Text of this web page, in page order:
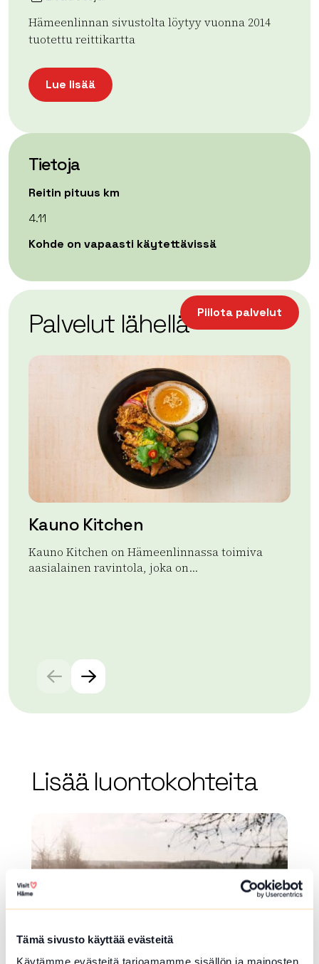
Tämä sivusto käyttää evästeitä
Käytämme evästeitä tarjoamamme sisällön ja mainosten
Hämeenlinnan sivustolta löytyy vuonna 2014
tuotettu reittikartta
Lue lisää
Tietoja
Reitin pituus km
4.11
Kohde on vapaasti käytettävissä
−
Leaflet| ©OpenStreetMap
Piilota palvelut
Palvelut lähellä
Kauno Kitchen
Kauno Kitchen on Hämeenlinnassa toimiva
aasialainen ravintola, joka on...
Lisää luontokohteita
array(0) { }